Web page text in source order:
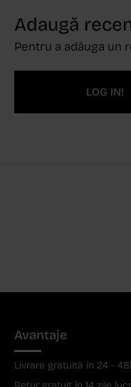
Adaugă
Pentru a adăuga un
LOG IN!
Avantaje
Livrare gratuită în 24 -